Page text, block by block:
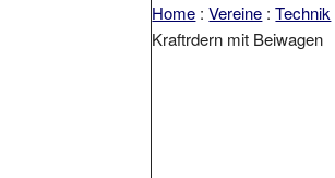
Home :Vereine :Technik
Kraftrdern mit Beiwagen